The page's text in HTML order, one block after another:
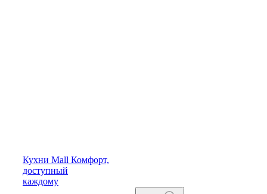
Кухни Mall Комфорт,
доступный
каждому